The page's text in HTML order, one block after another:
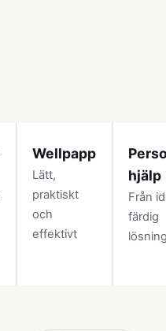
Wellpapp
Lätt,
praktiskt
och
effektivt
hjälp
Från
färdig